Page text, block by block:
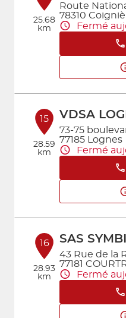
25.68
km
Route
78310
Fermé
15
28.59
km
VDSA
73-75
77185 Lognes
Fermé
16
28.93
km
SAS
43 Rue de la
77181
Fermé